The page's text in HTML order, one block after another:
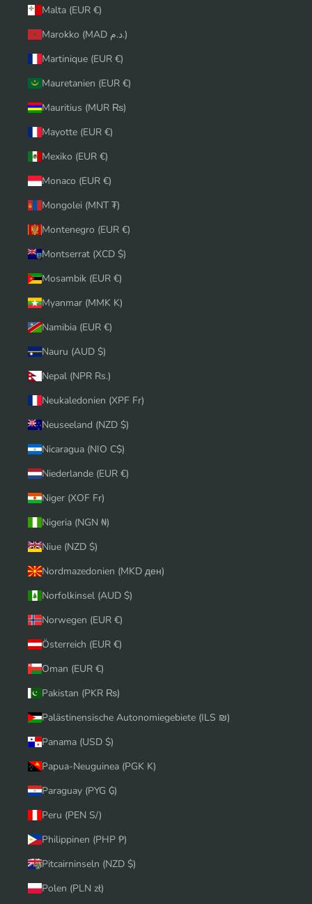
Malta (EUR €)
Marokko (MAD د.م.)
Martinique (EUR €)
Mauretanien (EUR €)
Mauritius (MUR ₨)
Mayotte (EUR €)
Mexiko (EUR €)
Monaco (EUR €)
Mongolei (MNT ₮)
Montenegro (EUR €)
Montserrat (XCD $)
Mosambik (EUR €)
Myanmar (MMK K)
Namibia (EUR €)
Nauru (AUD $)
Nepal (NPR Rs.)
Neukaledonien (XPF Fr)
Neuseeland (NZD $)
Nicaragua (NIO C$)
Niederlande (EUR €)
Niger (XOF Fr)
Nigeria (NGN ₦)
Niue (NZD $)
Nordmazedonien (MKD ден)
Norfolkinsel (AUD $)
Norwegen (EUR €)
Österreich (EUR €)
Oman (EUR €)
Pakistan (PKR ₨)
Palästinensische Autonomiegebiete (ILS ₪)
Panama (USD $)
Papua-Neuguinea (PGK K)
Paraguay (PYG ₲)
Peru (PEN S/)
Philippinen (PHP ₱)
Pitcairninseln (NZD $)
Polen (PLN zł)